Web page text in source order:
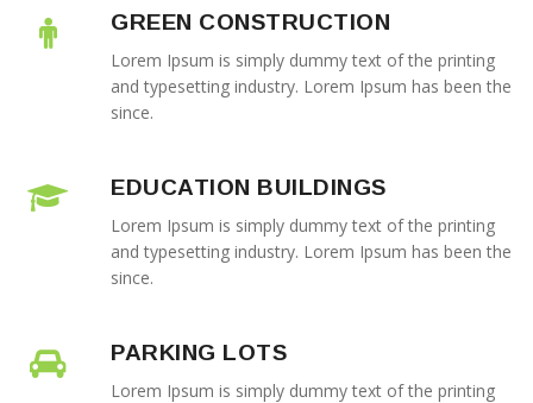
GREEN CONSTRUCTION
Lorem Ipsum is simply dummy text of the printing
and typesetting industry. Lorem Ipsum has been the
since.
EDUCATION BUILDINGS
Lorem Ipsum is simply dummy text of the printing
and typesetting industry. Lorem Ipsum has been the
since.
PARKING LOTS
Lorem Ipsum is simply dummy text of the printing